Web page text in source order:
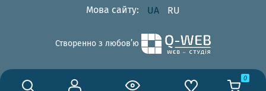
Мова сайту: UA RU
Створенно з любов’ю
0